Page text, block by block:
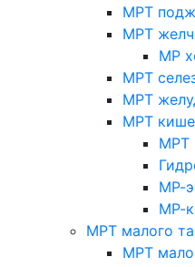
МРТ
МРТ
МР
МРТ
МРТ
МРТ
МРТ
МР-
МР-
МРТ малого
МРТ